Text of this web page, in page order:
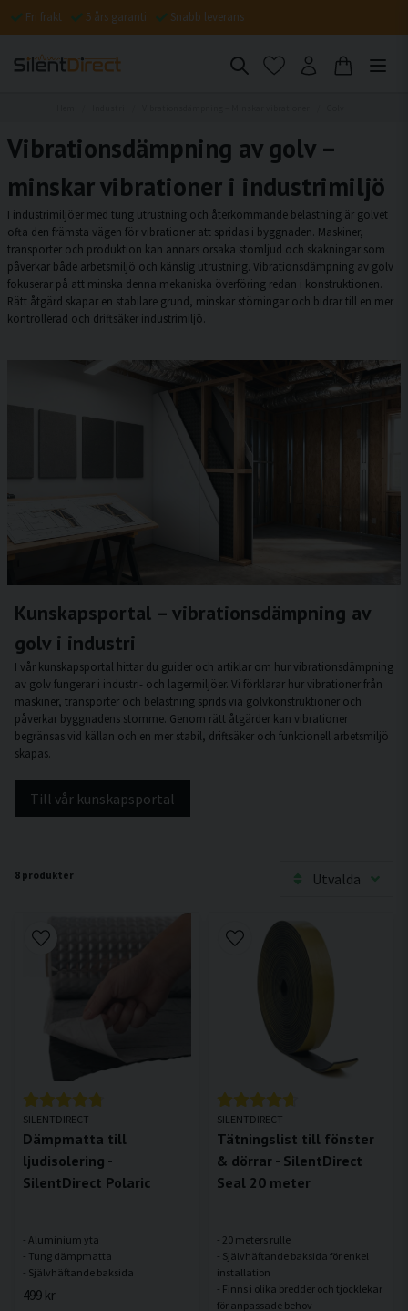
Fri frakt 5 års garanti Snabb leverans
Vibrationsdämpning av golv –
minskar vibrationer i industrimiljö
I industrimiljöer med tung utrustning och återkommande belastning är golvet
ofta den främsta vägen för vibrationer att spridas i byggnaden. Maskiner,
transporter och produktion kan annars orsaka stomljud och skakningar som
påverkar både arbetsmiljö och känslig utrustning. Vibrationsdämpning av golv
fokuserar på att minska denna mekaniska överföring redan i konstruktionen.
Rätt åtgärd skapar en stabilare grund, minskar störningar och bidrar till en mer
kontrollerad och driftsäker industrimiljö.
Kunskapsportal – vibrationsdämpning av
golv i industri
I vår kunskapsportal hittar du guider och artiklar om hur vibrationsdämpning
av golv fungerar i industri- och lagermiljöer. Vi förklarar hur vibrationer från
maskiner, transporter och belastning sprids via golvkonstruktioner och
påverkar byggnadens stomme. Genom rätt åtgärder kan vibrationer
begränsas vid källan och en mer stabil, driftsäker och funktionell arbetsmiljö
skapas.
Till vår kunskapsportal
8 produkter Utvalda
SILENTDIRECT
Dämpmatta till
ljudisolering -
SilentDirect Polaric
- Aluminium yta
- Tung dämpmatta
499 kr
SILENTDIRECT
Tätningslist till fönster
& dörrar - SilentDirect
Seal 20 meter
- 20 meters rulle
- Självhäftande baksida för enkel
installation
- Finns i olika bredder och tjocklekar